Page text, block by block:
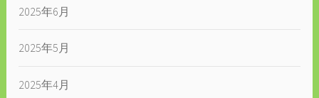
2025年6月
2025年5月
2025年4月